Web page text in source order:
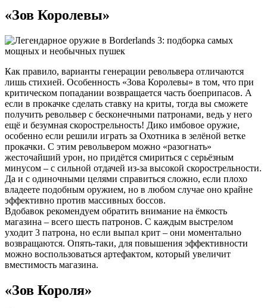
«Зов Королевы»
Как правило, варианты генерации револьвера отличаются
лишь стихией. Особенность «Зова Королевы» в том, что при
критическом попадании возвращается часть боеприпасов. А
если в прокачке сделать ставку на криты, тогда вы сможете
получить револьвер с бесконечными патронами, ведь у него
ещё и безумная скорострельность! Дико имбовое оружие,
особенно если решили играть за Охотника в зелёной ветке
прокачки. С этим револьвером можно «разогнать»
жесточайший урон, но придётся смириться с серьёзным
минусом – с сильной отдачей из-за высокой скорострельности.
Да и с одиночными целями справиться сложно, если плохо
владеете подобным оружием, но в любом случае оно крайне
эффективно против массивных боссов.
Вдобавок рекомендуем обратить внимание на ёмкость
магазина – всего шесть патронов. С каждым выстрелом
уходит 3 патрона, но если выпал крит – они моментально
возвращаются. Опять-таки, для повышения эффективности
можно воспользоваться артефактом, который увеличит
вместимость магазина.
«Зов Короля»